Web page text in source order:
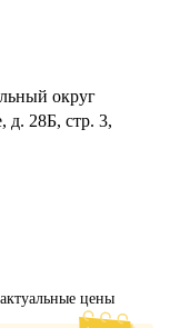
округ
28Б, стр. 3,
цены